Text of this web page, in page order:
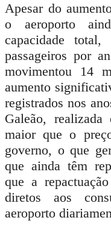
Apesar do
o aeroporto
capacidade
passageiros por
movimentou 14
aumento
registrados nos
Galeão,
maior que o
governo, o que
que ainda têm
que a
diretos aos
aeroporto